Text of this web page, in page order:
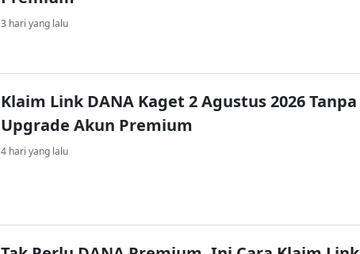
3 hari yang lalu
Klaim Link DANA Kaget 2 Agustus 2026 Tanpa
Upgrade Akun Premium
4 hari yang lalu